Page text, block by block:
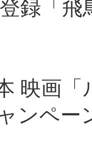
録「
映画
ンペー